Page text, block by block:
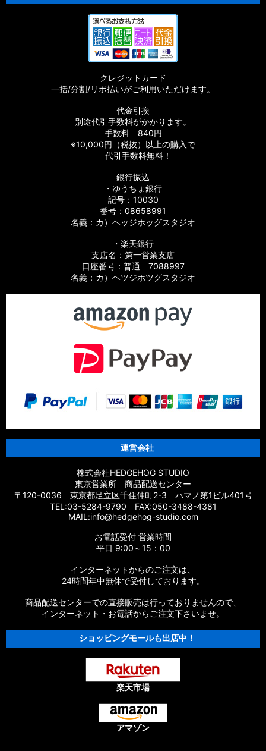
クレジットカード
一括/分割/リボ払いがご利用いただけます。
代金引換
別途代引手数料がかかります。
手数料 840円
※10,000円（税抜）以上の購入で
代引手数料無料！
銀行振込
・ゆうちょ銀行
記号：10030
番号：08658991
名義：カ）ヘッジホッグスタジオ
・楽天銀行
支店名：第一営業支店
口座番号：普通 7088997
名義：カ）ヘツジホツグスタジオ
運営会社
株式会社HEDGEHOG STUDIO
東京営業所 商品配送センター
〒120-0036 東京都足立区千住仲町2-3 ハマノ第1ビル401号
TEL:03-5284-9790 FAX:050-3488-4381
MAIL:info@hedgehog-studio.com
お電話受付 営業時間
平日 9:00～15：00
インターネットからのご注文は、
24時間年中無休で受付しております。
商品配送センターでの直接販売は行っておりませんので、
インターネット・お電話からご注文下さいませ。
ショッピングモールも出店中！
楽天市場
アマゾン